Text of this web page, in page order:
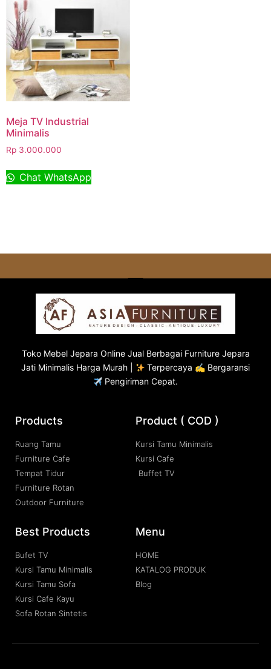
Meja TV Industrial
Minimalis
Rp 3.000.000
Chat WhatsApp
Toko Mebel Jepara Online Jual Berbagai Furniture Jepara
Jati Minimalis Harga Murah |
Terpercaya ✍ Bergaransi
Pengiriman Cepat.
Products
Ruang Tamu
Furniture Cafe
Tempat Tidur
Furniture Rotan
Outdoor Furniture
Product ( COD )
Kursi Tamu Minimalis
Kursi Cafe
Buffet TV
Best Products
Bufet TV
Kursi Tamu Minimalis
Kursi Tamu Sofa
Kursi Cafe Kayu
Sofa Rotan Sintetis
Menu
HOME
KATALOG PRODUK
Blog